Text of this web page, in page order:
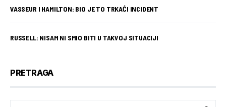
VASSEUR I HAMILTON: BIO JE TO TRKAĆI INCIDENT
RUSSELL: NISAM NI SMIO BITI U TAKVOJ SITUACIJI
PRETRAGA